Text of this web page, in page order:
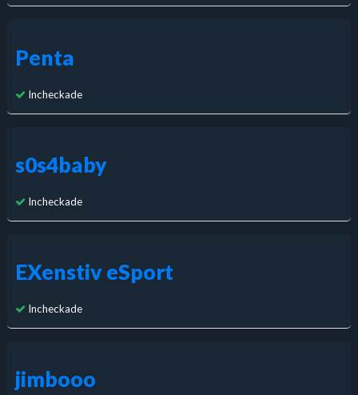
Penta
Incheckade
s0s4baby
Incheckade
EXenstiv eSport
Incheckade
jimbooo